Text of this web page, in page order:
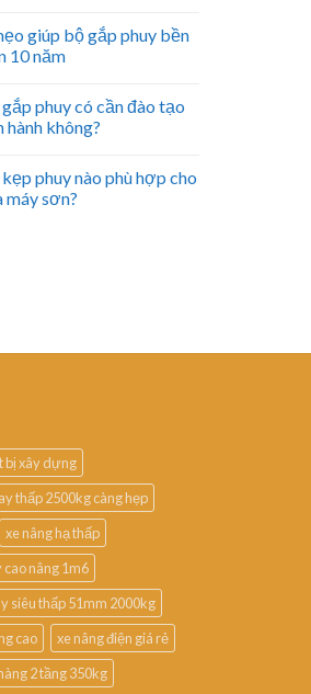
giúp bộ gắp phuy bền
10 năm
phuy có cần đào tạo
hành không?
phuy nào phù hợp cho
máy sơn?
bị xây dựng
thấp 2500kg càng hẹp
xe nâng hạ thấp
cao nâng 1m6
siêu thấp 51mm 2000kg
cao
xe nâng điện giá rẻ
2 tầng 350kg